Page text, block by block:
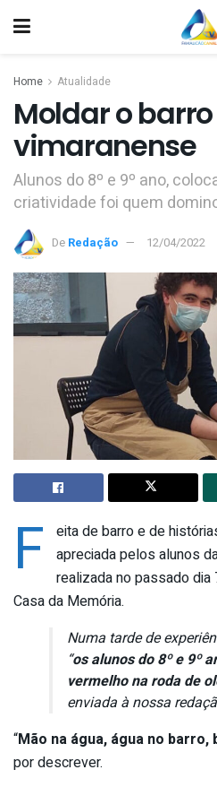
Home Atualidade
Moldar o
vimaranense
Alunos do 8º e 9º ano,
criatividade foi quem
De Redação 12/04/2022
F
eita de barro e de
apreciada pelos alunos
realizada no passado
Casa da Memória.
Numa tarde de
“os alunos do 8º e 9º
vermelho na roda de
enviada à nossa
“Mão na água, água no
por descrever.